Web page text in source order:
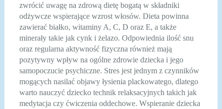
zwrócić uwagę na zdrową dietę bogatą w składniki
odżywcze wspierające wzrost włosów. Dieta powinna
zawierać białko, witaminy A, C, D oraz E, a także
minerały takie jak cynk i żelazo. Odpowiednia ilość snu
oraz regularna aktywność fizyczna również mają
pozytywny wpływ na ogólne zdrowie dziecka i jego
samopoczucie psychiczne. Stres jest jednym z czynników
mogących nasilać objawy łysienia plackowatego, dlatego
warto nauczyć dziecko technik relaksacyjnych takich jak
medytacja czy ćwiczenia oddechowe. Wspieranie dziecka